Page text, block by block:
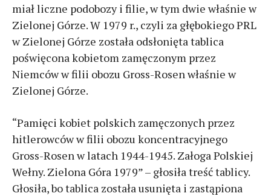
miał liczne podobozy i filie, w tym dwie właśnie w
Zielonej Górze. W 1979 r., czyli za głębokiego PRL
w Zielonej Górze została odsłonięta tablica
poświęcona kobietom zamęczonym przez
Niemców w filii obozu Gross-Rosen właśnie w
Zielonej Górze.
“Pamięci kobiet polskich zamęczonych przez
hitlerowców w filii obozu koncentracyjnego
Gross-Rosen w latach 1944-1945. Załoga Polskiej
Wełny. Zielona Góra 1979” – głosiła treść tablicy.
Głosiła, bo tablica została usunięta i zastąpiona